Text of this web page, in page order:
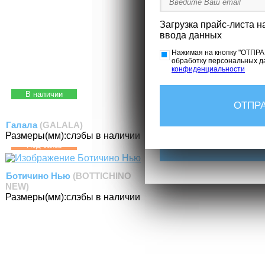
В наличии
Галала (GALALA)
Размеры(мм):слэбы в наличии
Под заказ
Ботичино Нью (BOTTICHINO
NEW)
Размеры(мм):слэбы в наличии
Нажимая на кнопку
обработку персональных
конфиденциальности
Ваш email
Нажимая на кнопку
обработку персональных
конфиденциальности
Ваш email
Нажимая на кнопку
конфиденциальности
Загрузка прайс-листа
ввода данных
Нажимая на кнопку
обработку персональных
конфиденциальности